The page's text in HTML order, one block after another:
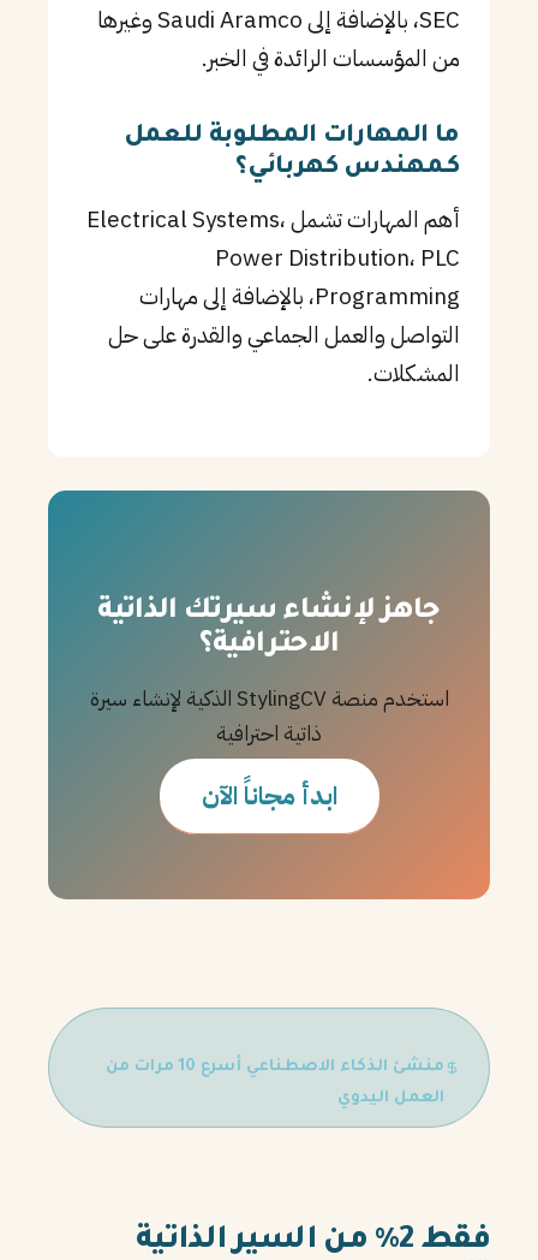
SEC، بالإضافة إلى Saudi Aramco وغيرها
من المؤسسات الرائدة في الخبر.
ما المهارات المطلوبة للعمل
كـمهندس كهربائي؟
أهم المهارات تشمل Electrical Systems،
Power Distribution، PLC
Programming، بالإضافة إلى مهارات
التواصل والعمل الجماعي والقدرة على حل
المشكلات.
جاهز لإنشاء سيرتك الذاتية
الاحترافية؟
استخدم منصة StylingCV الذكية لإنشاء سيرة
ذاتية احترافية
ابدأ مجاناً الآن
منشئ الذكاء الاصطناعي أسرع 10 مرات من
العمل اليدوي
فقط 2% من السير الذاتية